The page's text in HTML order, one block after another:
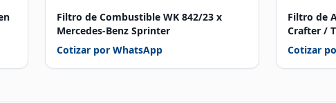
Filtro de Combustible WK 842/23 x
Mercedes-Benz Sprinter
Cotizar por WhatsApp
Filtro de
Crafter /
Cotizar